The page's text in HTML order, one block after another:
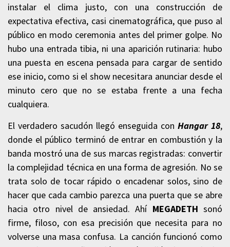
instalar el clima justo, con una construcción de
expectativa efectiva, casi cinematográfica, que puso al
público en modo ceremonia antes del primer golpe. No
hubo una entrada tibia, ni una aparición rutinaria: hubo
una puesta en escena pensada para cargar de sentido
ese inicio, como si el show necesitara anunciar desde el
minuto cero que no se estaba frente a una fecha
cualquiera.
El verdadero sacudón llegó enseguida con Hangar 18,
donde el público terminó de entrar en combustión y la
banda mostró una de sus marcas registradas: convertir
la complejidad técnica en una forma de agresión. No se
trata solo de tocar rápido o encadenar solos, sino de
hacer que cada cambio parezca una puerta que se abre
hacia otro nivel de ansiedad. Ahí MEGADETH sonó
firme, filoso, con esa precisión que necesita para no
volverse una masa confusa. La canción funcionó como